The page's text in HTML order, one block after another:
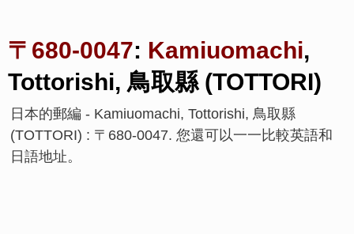
〒680-0047: Kamiuomachi,
Tottorishi, 鳥取縣 (TOTTORI)
日本的郵編 - Kamiuomachi, Tottorishi, 鳥取縣
(TOTTORI) : 〒680-0047. 您還可以一一比較英語和
日語地址。